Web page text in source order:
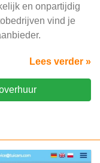
en onpartijdig
vind je
Lees verder »